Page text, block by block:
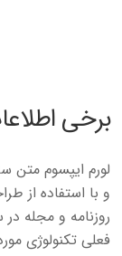
برخی
لورم ایپسوم متن
و با استفاده از
روزنامه و مجله
فعلی تکنولوژی